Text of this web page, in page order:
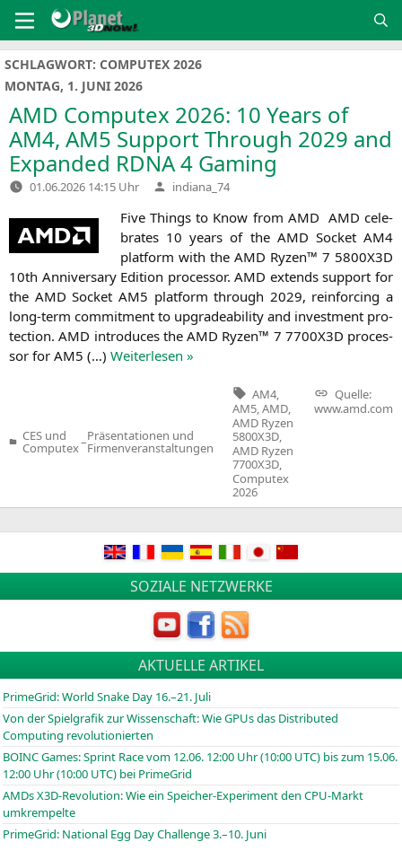
Inhalt
springen
SCHLAGWORT: COMPUTEX 2026
MONTAG, 1. JUNI 2026
AMD Computex 2026: 10 Years of
AM4, AM5Support Through 2029 and
Expanded RDNA4 Gaming
01.06.2026 14:15 Uhr Verfasst
von
indiana_74
Five Things to Know from AMD AMD cele­
bra­tes 10 years of the AMD SocketAM4
plat­form with the AMD Ryzen™ 7 5800X3D
10th Anni­ver­sa­ry Edi­ti­on pro­ces­sor.AMD extends sup­port for
the AMD Socket AM5 plat­form through 2029, rein­for­cing a
long-term com­mit­ment to upgradea­bi­li­ty and invest­ment pro­
tec­tion.AMD intro­du­ces the AMD Ryzen™ 7 7700X3D pro­ces­
sor for AM5 (…) Wei­ter­le­sen »
Veröffentlicht
CES und
Computex–Präsentationen und
Firmenveranstaltungen
Tags:
AM4
AM5, AMD,
AMD Ryzen
5800X3D,
AMD Ryzen
7700X3D,
Computex
2026
Quelle:
www.amd.com
SOZIALE NETZWERKE
AKTUELLE ARTIKEL
PrimeGrid: World Snake Day 16.–21. Juli
Von der Spielgrafik zur Wissenschaft: Wie GPUs das Distributed
Computing revolutionierten
BOINCGames: Sprint Race vom 12.06. 12:00 Uhr (10:00 UTC) bis zum 15.06.
12:00 Uhr (10:00 UTC) bei PrimeGrid
AMDs X3D-Revolution: Wie ein Speicher-Experiment den CPU-Markt
umkrempelte
PrimeGrid: National Egg Day Challenge 3.–10. Juni